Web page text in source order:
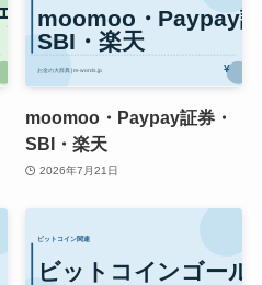
moomoo・Paypay証券・
SBI・楽天
2026年7月21日